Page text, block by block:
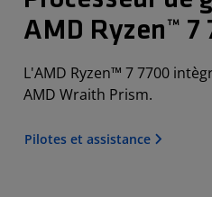
AMD Ryzen™ 7
L'AMD Ryzen™ 7 7700
AMD Wraith Prism.
Pilotes et assistance